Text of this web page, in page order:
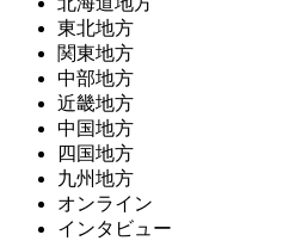
東北地方
関東地方
中部地方
近畿地方
中国地方
四国地方
九州地方
オンライン
インタビュー